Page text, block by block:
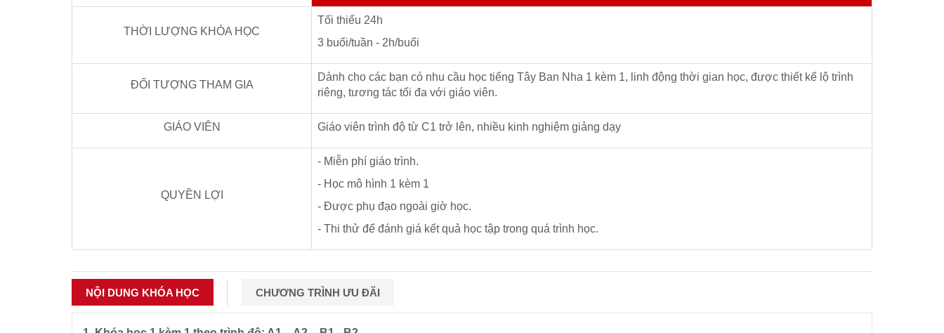
THỜI LƯỢNG KHÓA HỌC
Tối thiểu 24h
3 buổi/tuần - 2h/buổi
ĐỐI TƯỢNG THAM GIA
Dành cho các bạn có nhu cầu học tiếng Tây Ban Nha 1 kèm 1, linh động thời gian học, được thiết kế lộ trình
riêng, tương tác tối đa với giáo viên.
GIÁO VIÊN Giáo viên trình độ từ C1 trở lên, nhiều kinh nghiệm giảng dạy
QUYỀN LỢI
- Miễn phí giáo trình.
- Học mô hình 1 kèm 1
- Được phụ đạo ngoài giờ học.
- Thi thử để đánh giá kết quả học tập trong quá trình học.
NỘI DUNG KHÓA HỌC CHƯƠNG TRÌNH ƯU ĐÃI